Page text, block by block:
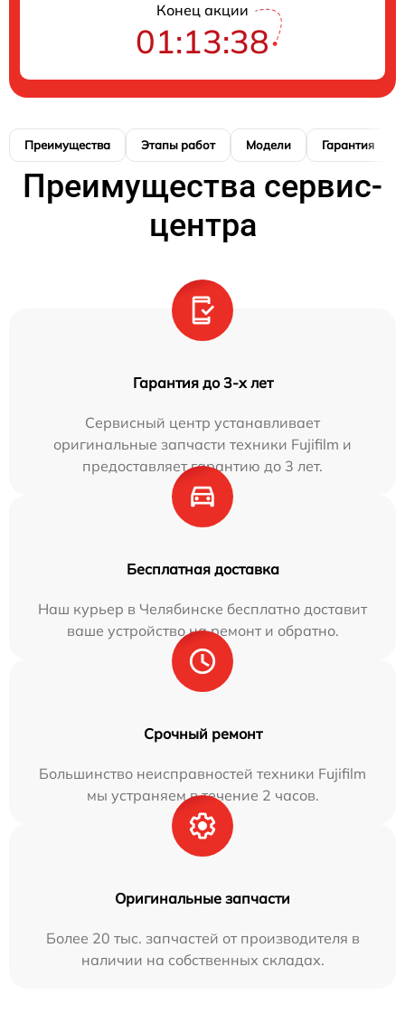
Конец акции
01:13:37
Преимущества Этапы работ Модели Гарантия
Преимущества сервис-
центра
Гарантия до 3-х лет
Сервисный центр устанавливает
оригинальные запчасти техники Fujifilm и
предоставляет гарантию до 3 лет.
Бесплатная доставка
Наш курьер в Челябинске бесплатно доставит
ваше устройство на ремонт и обратно.
Срочный ремонт
Большинство неисправностей техники Fujifilm
мы устраняем в течение 2 часов.
Оригинальные запчасти
Более 20 тыс. запчастей от производителя в
наличии на собственных складах.